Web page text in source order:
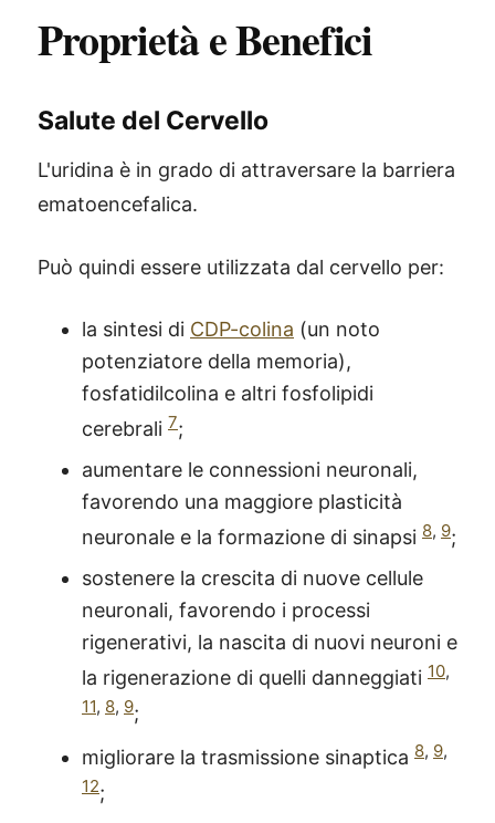
Proprietà e Benefici
Salute del Cervello
L'uridina è in grado di attraversare la barriera
ematoencefalica.
Può quindi essere utilizzata dal cervello per:
la sintesi di CDP-colina (un noto
potenziatore della memoria),
fosfatidilcolina e altri fosfolipidi
cerebrali 7;
aumentare le connessioni neuronali,
favorendo una maggiore plasticità
neuronale e la formazione di sinapsi 8, 9;
sostenere la crescita di nuove cellule
neuronali, favorendo i processi
rigenerativi, la nascita di nuovi neuroni e
la rigenerazione di quelli danneggiati 10,
11, 8, 9;
migliorare la trasmissione sinaptica 8, 9,
12;